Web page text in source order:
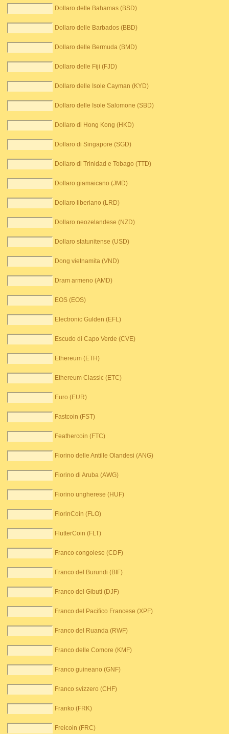
Dollaro delle Bahamas (BSD)
Dollaro delle Barbados (BBD)
Dollaro delle Bermuda (BMD)
Dollaro delle Fiji (FJD)
Dollaro delle Isole Cayman (KYD)
Dollaro delle Isole Salomone (SBD)
Dollaro di Hong Kong (HKD)
Dollaro di Singapore (SGD)
Dollaro di Trinidad e Tobago (TTD)
Dollaro giamaicano (JMD)
Dollaro liberiano (LRD)
Dollaro neozelandese (NZD)
Dollaro statunitense (USD)
Dong vietnamita (VND)
Dram armeno (AMD)
EOS (EOS)
Electronic Gulden (EFL)
Escudo di Capo Verde (CVE)
Ethereum (ETH)
Ethereum Classic (ETC)
Euro (EUR)
Fastcoin (FST)
Feathercoin (FTC)
Fiorino delle Antille Olandesi (ANG)
Fiorino di Aruba (AWG)
Fiorino ungherese (HUF)
FlorinCoin (FLO)
FlutterCoin (FLT)
Franco congolese (CDF)
Franco del Burundi (BIF)
Franco del Gibuti (DJF)
Franco del Pacifico Francese (XPF)
Franco del Ruanda (RWF)
Franco delle Comore (KMF)
Franco guineano (GNF)
Franco svizzero (CHF)
Franko (FRK)
Freicoin (FRC)